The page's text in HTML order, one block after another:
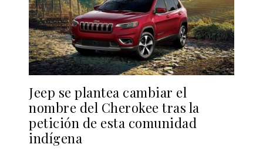
Jeep se plantea cambiar el
nombre del Cherokee tras la
petición de esta comunidad
indígena